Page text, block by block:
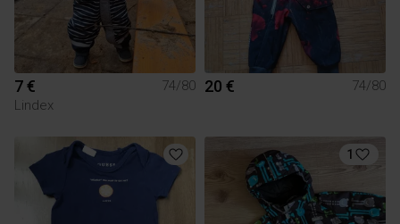
7 €
74/80
Lindex
20 € 74/80
1